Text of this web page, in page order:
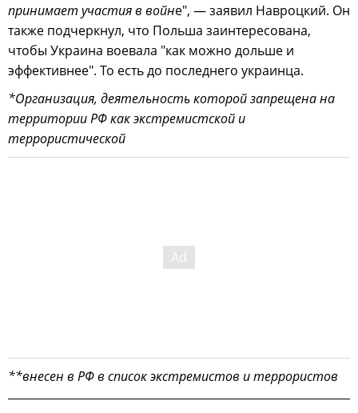
принимает участия в войне", — заявил Навроцкий. Он
также подчеркнул, что Польша заинтересована,
чтобы Украина воевала "как можно дольше и
эффективнее". То есть до последнего украинца.
*Организация, деятельность которой запрещена на
территории РФ как экстремистской и
террористической
**внесен в РФ в список экстремистов и террористов